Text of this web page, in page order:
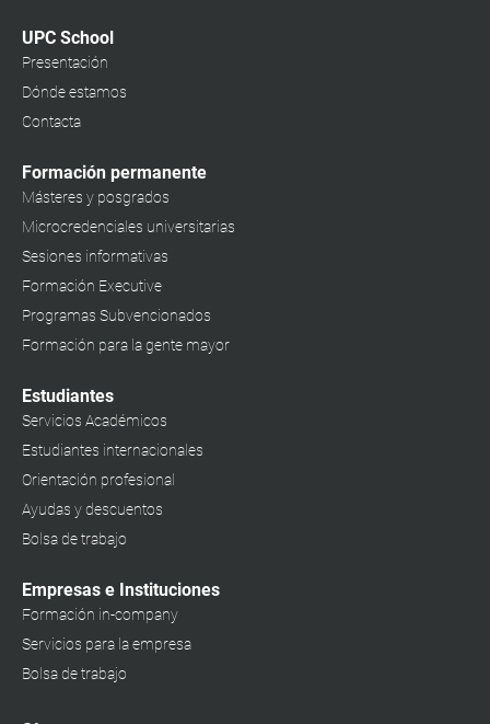
UPC School
Presentación
Dónde estamos
Contacta
Formación permanente
Másteres y posgrados
Microcredenciales universitarias
Sesiones informativas
Formación Executive
Programas Subvencionados
Formación para la gente mayor
Estudiantes
Servicios Académicos
Estudiantes internacionales
Orientación profesional
Ayudas y descuentos
Bolsa de trabajo
Empresas e Instituciones
Formación in-company
Servicios para la empresa
Bolsa de trabajo